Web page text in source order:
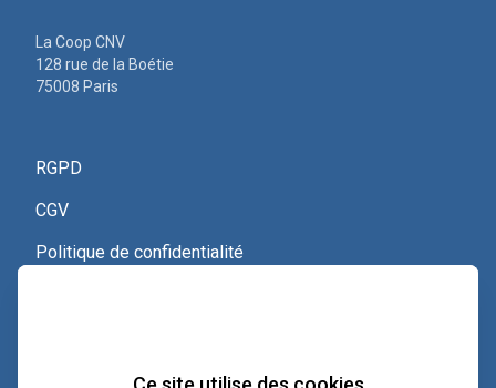
La Coop CNV
128 rue de la Boétie
75008 Paris
RGPD
CGV
Politique de confidentialité
Voir le certificat Qualiopi